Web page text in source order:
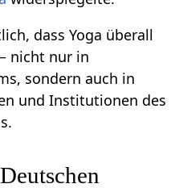
dass Yoga überall
nicht nur in
sondern auch in
und Institutionen des